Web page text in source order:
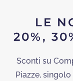
LE
20%,
Sconti su
Piazze,